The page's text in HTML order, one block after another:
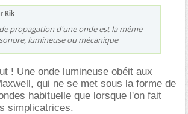
Rik
propagation d'une onde est la même
lumineuse ou mécanique
! Une onde lumineuse obéit aux
qui ne se met sous la forme de
habituelle que lorsque l'on fait
simplicatrices.